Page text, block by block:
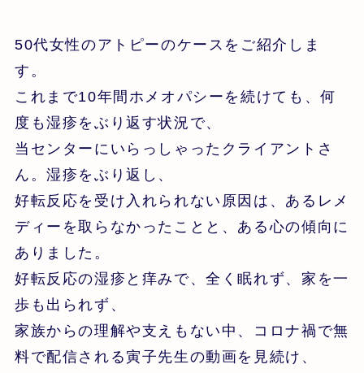
50代女性のアトピーのケースをご紹介しま
す。
これまで10年間ホメオパシーを続けても、何
度も湿疹をぶり返す状況で、
当センターにいらっしゃったクライアントさ
ん。湿疹をぶり返し、
好転反応を受け入れられない原因は、あるレメ
ディーを取らなかったことと、ある心の傾向に
ありました。
好転反応の湿疹と痒みで、全く眠れず、家を一
歩も出られず、
家族からの理解や支えもない中、コロナ禍で無
料で配信される寅子先生の動画を見続け、